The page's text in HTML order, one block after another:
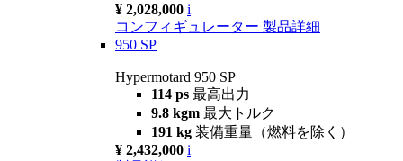
¥ 2,028,000 i
コンフィギュレーター 製品詳細
950 SP
Hypermotard 950 SP
114 ps 最高出力
9.8 kgm 最大トルク
191 kg 装備重量（燃料を除く）
¥ 2,432,000 i